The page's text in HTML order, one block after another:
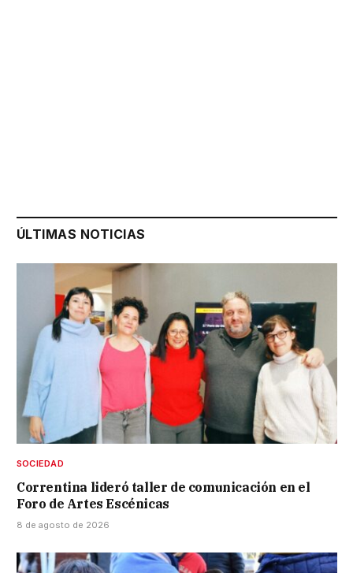
ÚLTIMAS NOTICIAS
SOCIEDAD
Correntina lideró taller de comunicación en el
Foro de Artes Escénicas
8 de agosto de 2026